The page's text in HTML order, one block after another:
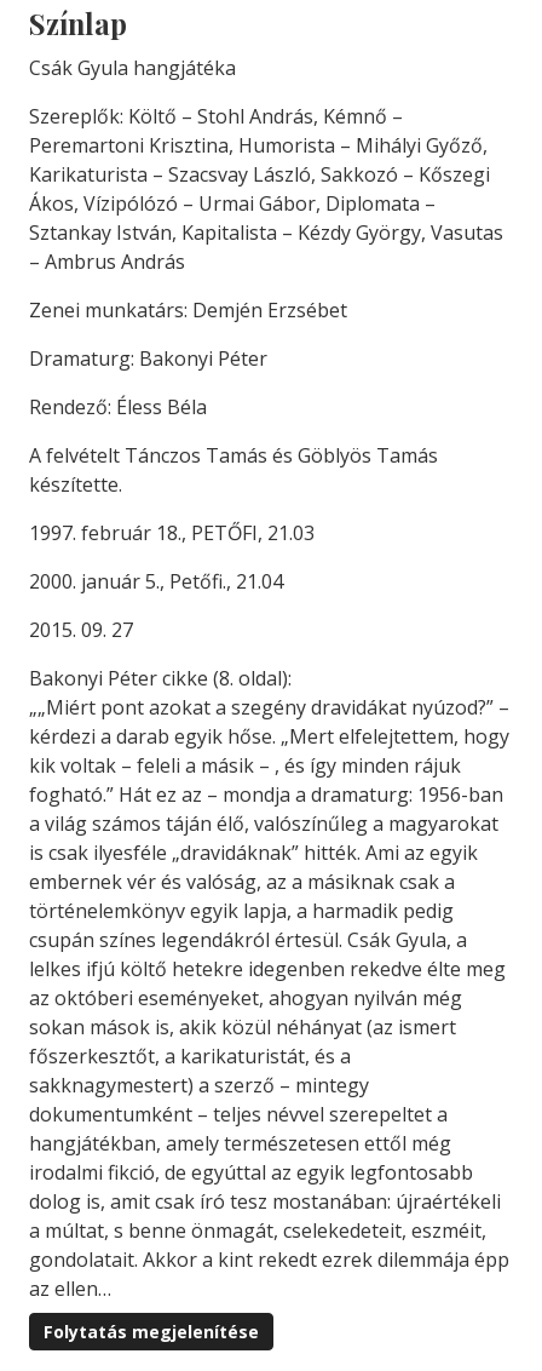
Színlap
Csák Gyula hangjátéka
Szereplők: Költő – Stohl András, Kémnő –
Peremartoni Krisztina, Humorista – Mihályi Győző,
Karikaturista – Szacsvay László, Sakkozó – Kőszegi
Ákos, Vízipólózó – Urmai Gábor, Diplomata –
Sztankay István, Kapitalista – Kézdy György, Vasutas
– Ambrus András
Zenei munkatárs: Demjén Erzsébet
Dramaturg: Bakonyi Péter
Rendező: Éless Béla
A felvételt Tánczos Tamás és Göblyös Tamás
készítette.
1997. február 18., PETŐFI, 21.03
2000. január 5., Petőfi., 21.04
2015. 09. 27
Bakonyi Péter cikke (8. oldal):
„„Miért pont azokat a szegény dravidákat nyúzod?” –
kérdezi a darab egyik hőse. „Mert elfelejtettem, hogy
kik voltak – feleli a másik – , és így minden rájuk
fogható.” Hát ez az – mondja a dramaturg: 1956-ban
a világ számos táján élő, valószínűleg a magyarokat
is csak ilyesféle „dravidáknak” hitték. Ami az egyik
embernek vér és valóság, az a másiknak csak a
történelemkönyv egyik lapja, a harmadik pedig
csupán színes legendákról értesül. Csák Gyula, a
lelkes ifjú költő hetekre idegenben rekedve élte meg
az októberi eseményeket, ahogyan nyilván még
sokan mások is, akik közül néhányat (az ismert
főszerkesztőt, a karikaturistát, és a
sakknagymestert) a szerző – mintegy
dokumentumként – teljes névvel szerepeltet a
hangjátékban, amely természetesen ettől még
irodalmi fikció, de egyúttal az egyik legfontosabb
dolog is, amit csak író tesz mostanában: újraértékeli
a múltat, s benne önmagát, cselekedeteit, eszméit,
gondolatait. Akkor a kint rekedt ezrek dilemmája épp
az ellen…
Folytatás megjelenítése